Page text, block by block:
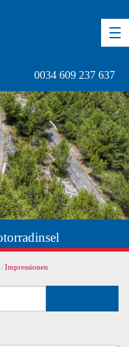
0034 609 237 637
Impressionen